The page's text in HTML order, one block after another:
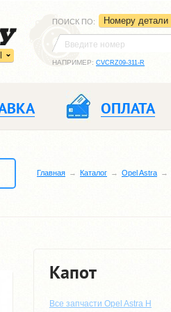
ПОИСК ПО: Номеру детали
НАПРИМЕР: CVCRZ09-311-R
ОПЛАТА
Главная Каталог Opel Astra
Капот
Все запчасти Opel Astra H